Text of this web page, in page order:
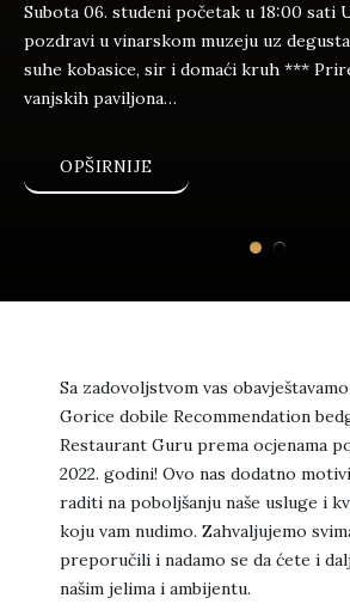
Subota 06. studeni početak u 18:00 sati
pozdravi u vinarskom muzeju uz
suhe kobasice, sir i domaći kruh ***
vanjskih paviljona…
OPŠIRNIJE
Sa zadovoljstvom vas
Gorice dobile Recommendation
Restaurant Guru prema ocjenama
2022. godini! Ovo nas dodatno
raditi na poboljšanju naše usluge i
koju vam nudimo. Zahvaljujemo
preporučili i nadamo se da ćete i
našim jelima i ambijentu.